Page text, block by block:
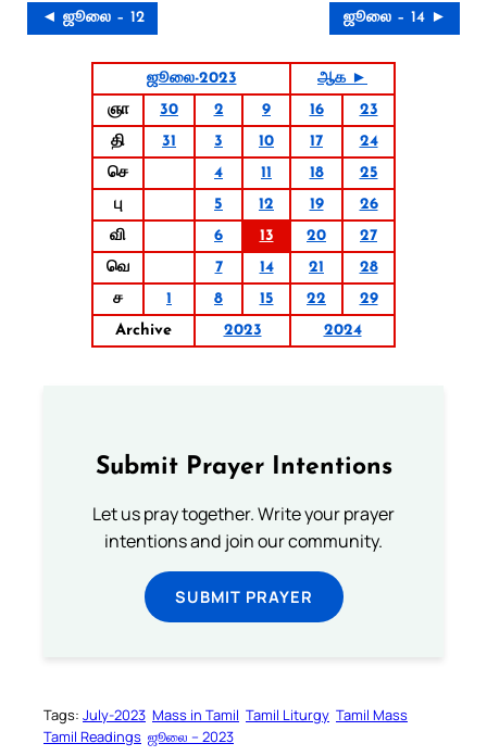
◄ ஜூலை – 12 ஜூலை – 14 ►
ஜூலை-2023
ஆக ►
ஞா
30 2 9 16
23
தி
31 3 10 17
24
செ
4 11 18
25
பு
5 12 19
26
வி
6 13 20
27
வெ
7 14 21
28
ச
1 8 15 22
29
Archive
2023 2024
Submit Prayer Intentions
Let us pray together. Write your prayer
intentions and join our community.
SUBMIT PRAYER
Tags: July-2023 Mass in Tamil Tamil Liturgy Tamil Mass
Tamil Readings ஜூலை – 2023